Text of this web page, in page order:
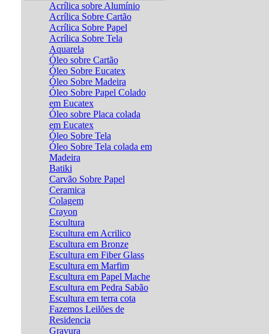
Acrílica sobre Alumínio
Acrílica Sobre Cartão
Acrílica Sobre Papel
Acrílica Sobre Tela
Aquarela
Óleo sobre Cartão
Óleo Sobre Eucatex
Óleo Sobre Madeira
Óleo Sobre Papel Colado
em Eucatex
Óleo sobre Placa colada
em Eucatex
Óleo Sobre Tela
Óleo Sobre Tela colada em
Madeira
Batiki
Carvão Sobre Papel
Ceramica
Colagem
Crayon
Escultura
Escultura em Acrilico
Escultura em Bronze
Escultura em Fiber Glass
Escultura em Marfim
Escultura em Papel Mache
Escultura em Pedra Sabão
Escultura em terra cota
Fazemos Leilões de
Residencia
Gravura